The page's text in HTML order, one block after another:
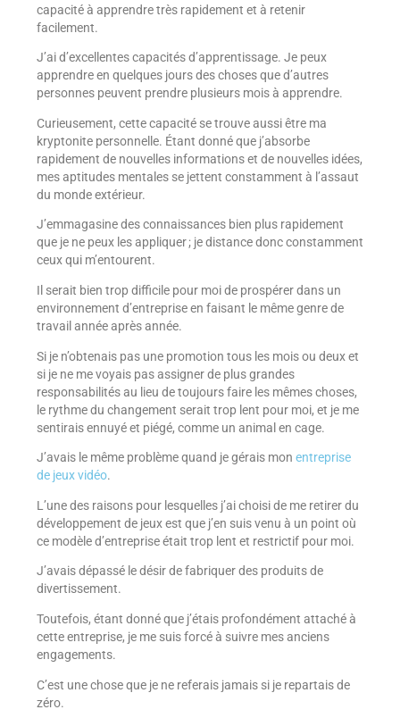
capacité à apprendre très rapidement et à retenir
facilement.
J’ai d’excellentes capacités d’apprentissage. Je peux
apprendre en quelques jours des choses que d’autres
personnes peuvent prendre plusieurs mois à apprendre.
Curieusement, cette capacité se trouve aussi être ma
kryptonite personnelle. Étant donné que j’absorbe
rapidement de nouvelles informations et de nouvelles idées,
mes aptitudes mentales se jettent constamment à l’assaut
du monde extérieur.
J’emmagasine des connaissances bien plus rapidement
que je ne peux les appliquer ; je distance donc constamment
ceux qui m’entourent.
Il serait bien trop difficile pour moi de prospérer dans un
environnement d’entreprise en faisant le même genre de
travail année après année.
Si je n’obtenais pas une promotion tous les mois ou deux et
si je ne me voyais pas assigner de plus grandes
responsabilités au lieu de toujours faire les mêmes choses,
le rythme du changement serait trop lent pour moi, et je me
sentirais ennuyé et piégé, comme un animal en cage.
J’avais le même problème quand je gérais mon entreprise
de jeux vidéo.
L’une des raisons pour lesquelles j’ai choisi de me retirer du
développement de jeux est que j’en suis venu à un point où
ce modèle d’entreprise était trop lent et restrictif pour moi.
J’avais dépassé le désir de fabriquer des produits de
divertissement.
Toutefois, étant donné que j’étais profondément attaché à
cette entreprise, je me suis forcé à suivre mes anciens
engagements.
C’est une chose que je ne referais jamais si je repartais de
zéro.